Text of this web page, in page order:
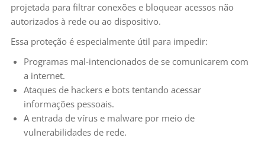
projetada para filtrar conexões e bloquear acessos não
autorizados à rede ou ao dispositivo.
Essa proteção é especialmente útil para impedir:
Programas mal-intencionados de se comunicarem com
a internet.
Ataques de hackers e bots tentando acessar
informações pessoais.
A entrada de vírus e malware por meio de
vulnerabilidades de rede.